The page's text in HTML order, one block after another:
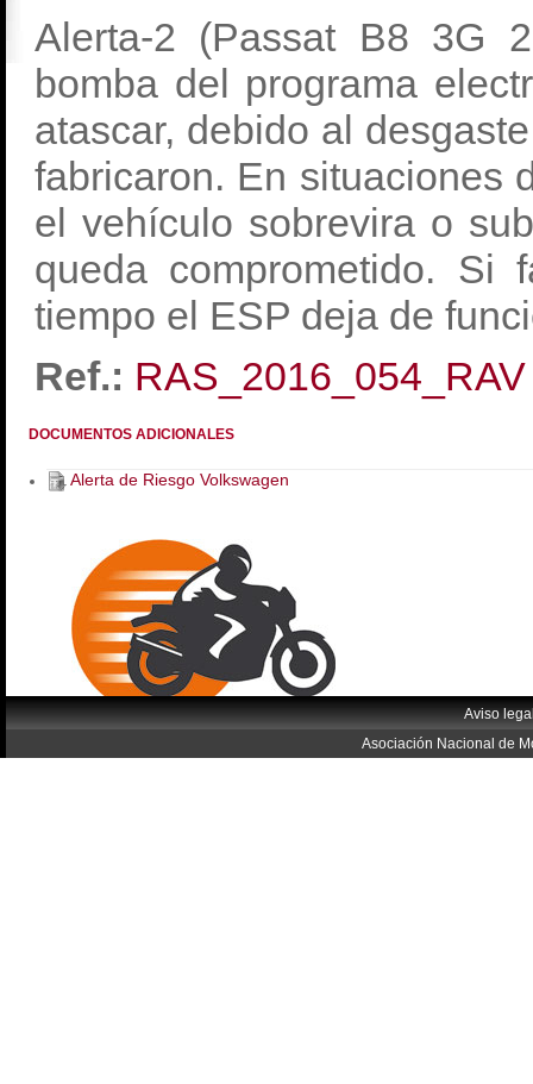
Alerta-2 (Passat B8 3G
bomba del programa
atascar, debido al
fabricaron. En situaciones
el vehículo sobrevira o
queda comprometido. Si
tiempo el ESP deja de
Ref.: RAS_2016_054_RAV
DOCUMENTOS ADICIONALES
Alerta de Riesgo Volkswagen
Aviso
Asociación Nacional de